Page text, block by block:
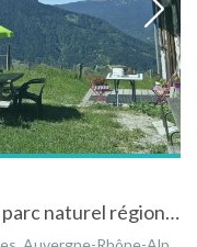
Le refuge des Garins au cœur du parc naturel régional du massif des Bauges